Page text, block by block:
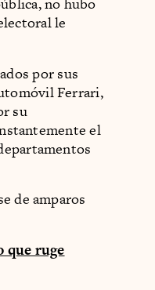
le
por sus
Ferrari,
su
el
de amparos
ruge